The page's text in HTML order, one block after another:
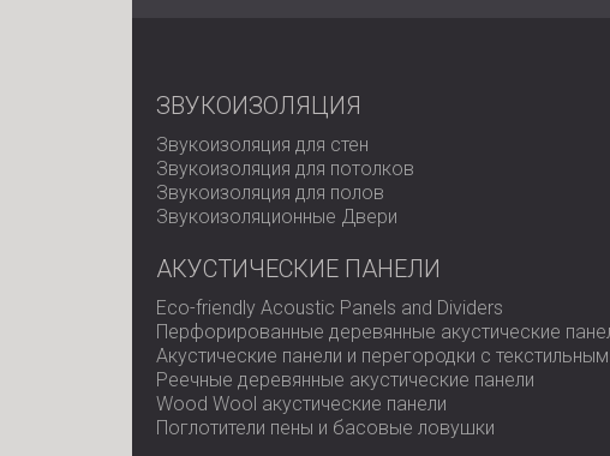
ЗВУКОИЗОЛЯЦИЯ
Звукоизоляция для стен
Звукоизоляция для потолков
Звукоизоляция для полов
Звукоизоляционные Двери
АКУСТИЧЕСКИЕ ПАНЕЛИ
Eco-friendly Acoustic Panels and Dividers
Перфорированные деревянные акустические
Акустические панели и перегородки с
Реечные деревянные акустические панели
Wood Wool акустические панели
Поглотители пены и басовые ловушки